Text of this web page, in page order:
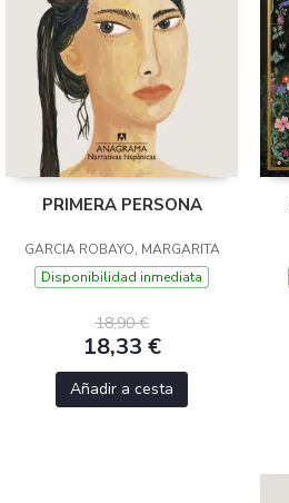
PRIMERA PERSONA
GARCIA ROBAYO, MARGARITA
Disponibilidad inmediata
18,90 €
18,33 €
Añadir a cesta